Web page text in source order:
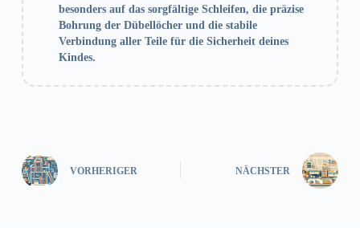
besonders auf das sorgfältige Schleifen, die präzise
Bohrung der Dübellöcher und die stabile
Verbindung aller Teile für die Sicherheit deines
Kindes.
VORHERIGER NÄCHSTER